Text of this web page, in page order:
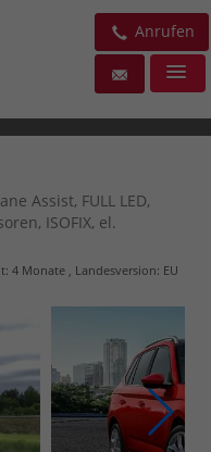
Anrufen
Assist, FULL LED,
ISOFIX, el.
4 Monate , Landesversion: EU